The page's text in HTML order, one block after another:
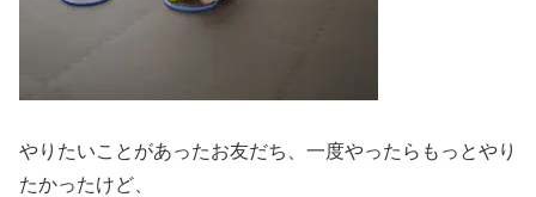
やりたいことがあったお友だち、一度やったらもっとやり
たかったけど、